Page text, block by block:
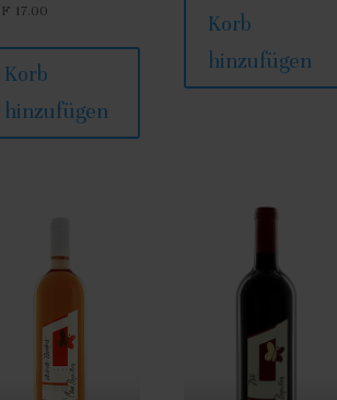
17.00
Korb
hinzufügen
Korb
hinzufügen